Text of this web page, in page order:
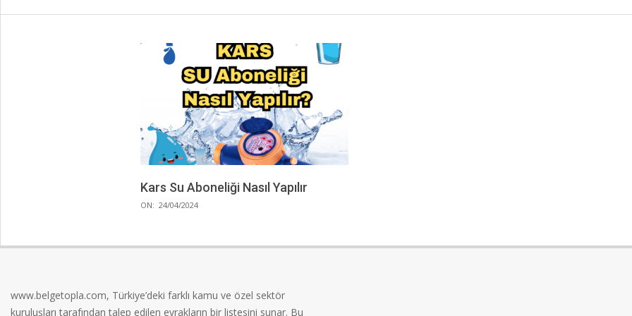
Kars Su Aboneliği Nasıl Yapılır
2024-
ON: 24/04/2024
www.belgetopla.com, Türkiye’deki farklı kamu ve özel sektör
kuruluşları tarafından talep edilen evrakların bir listesini sunar. Bu